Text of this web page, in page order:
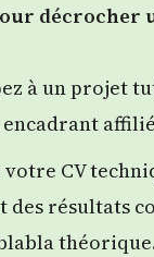
décrocher
à un projet
votre CV
des résultats